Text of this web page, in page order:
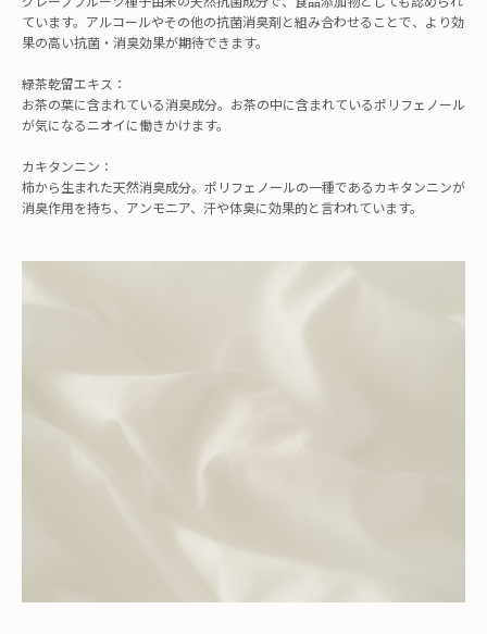
ています。アルコールやその他の抗菌消臭剤と組み合わせることで、より効
果の高い抗菌・消臭効果が期待できます。
緑茶乾留エキス：
お茶の葉に含まれている消臭成分。お茶の中に含まれているポリフェノール
が気になるニオイに働きかけます。
カキタンニン：
柿から生まれた天然消臭成分。ポリフェノールの一種であるカキタンニンが
消臭作用を持ち、アンモニア、汗や体臭に効果的と言われています。